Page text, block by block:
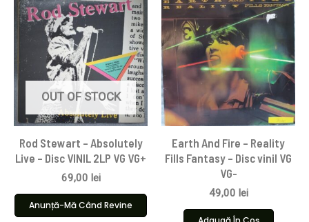
OUT OF STOCK
Rod Stewart – Absolutely
Live – Disc VINIL 2LP VG VG+
69,00 lei
Anunță-Mă Când Revine
Earth And Fire – Reality
Fills Fantasy – Disc vinil VG
VG-
49,00 lei